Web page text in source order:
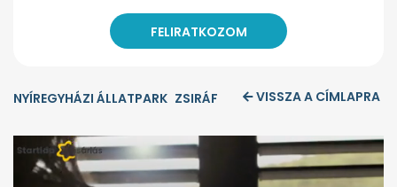
NYÍREGYHÁZI ÁLLATPARK ZSIRÁF VISSZA A CÍMLAPRA